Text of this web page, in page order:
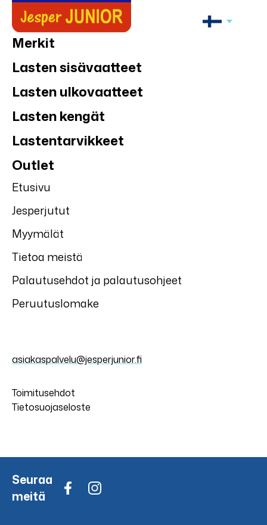
Merkit
Lasten sisävaatteet
Lasten ulkovaatteet
Lasten kengät
Lastentarvikkeet
Outlet
Etusivu
Jesperjutut
Myymälät
Tietoa meistä
Palautusehdot ja palautusohjeet
Peruutuslomake
asiakaspalvelu@jesperjunior.fi
Toimitusehdot
Tietosuojaseloste
Seuraa
meitä